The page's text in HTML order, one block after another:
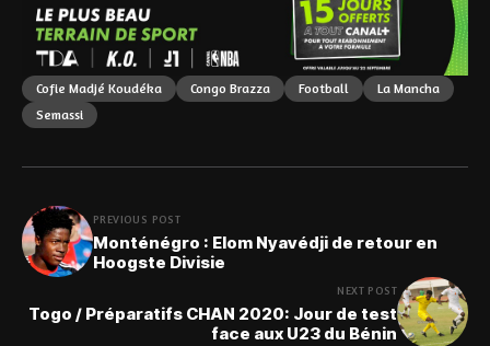
Cofie Madjé Koudéka Congo Brazza Football
La Mancha
Semassi
PREVIOUS POST
Monténégro : Elom Nyavédji de retour en
Hoogste Divisie
NEXT POST
Togo / Préparatifs CHAN 2020: Jour de test
face aux U23 du Bénin